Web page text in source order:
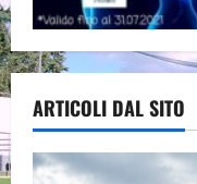
ARTICOLI DAL SITO